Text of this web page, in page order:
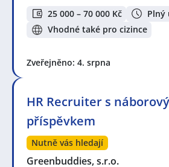
25 000 – 70 000 Kč
Plný
Vhodné také pro cizince
Zveřejněno: 4. srpna
HR Recruiter s
příspěvkem
Nutně vás hledají
Greenbuddies, s.r.o.